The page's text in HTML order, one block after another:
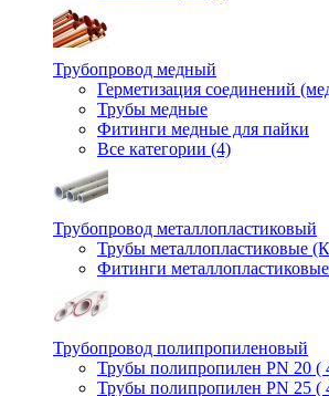
Трубопровод медный
Герметизация соединений
Трубы медные
Фитинги медные для пайки
Все категории (4)
Трубопровод металлопластиковый
Трубы металлопластиковые
Фитинги металлопластиковые
Трубопровод полипропиленовый
Трубы полипропилен PN 20 (
Трубы полипропилен PN 25 (